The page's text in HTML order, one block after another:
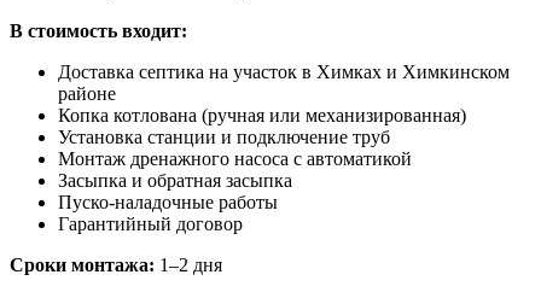
В стоимость входит:
Доставка септика на участок в Химках и Химкинском
районе
Копка котлована (ручная или механизированная)
Установка станции и подключение труб
Монтаж дренажного насоса с автоматикой
Засыпка и обратная засыпка
Пуско-наладочные работы
Гарантийный договор
Сроки монтажа: 1–2 дня